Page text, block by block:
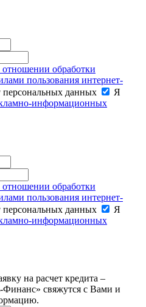
обработки
пользования интернет-
персональных данных
Я
информационных
обработки
пользования интернет-
персональных данных
Я
информационных
на расчет кредита –
Финанс» свяжутся с Вами и